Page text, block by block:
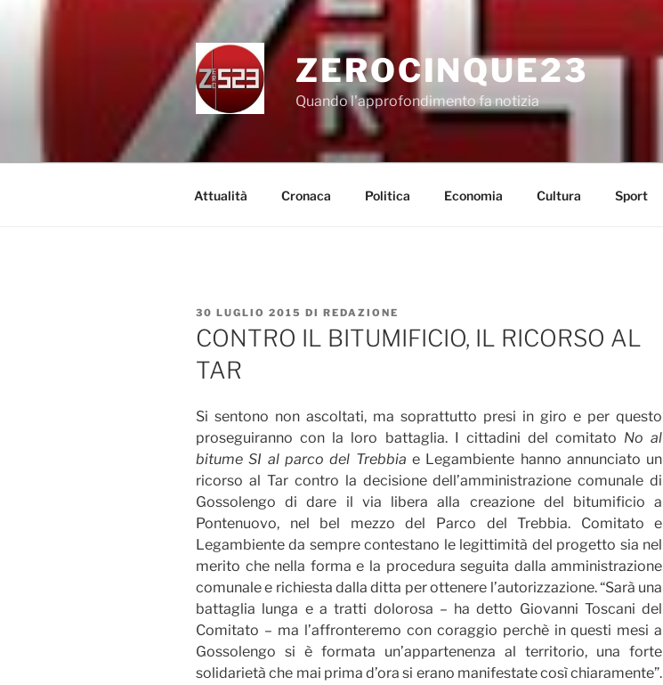
ZEROCINQUE23
Quando l'approfondimento fa notizia
Attualità Cronaca Politica Economia Cultura Sport
PUBBLICATO
IL
30 LUGLIO 2015 DI REDAZIONE
CONTRO IL BITUMIFICIO, IL RICORSO AL
TAR
Si sentono non ascoltati, ma soprattutto presi in giro e per questo
proseguiranno con la loro battaglia. I cittadini del comitato No al
bitume SI al parco del Trebbia e Legambiente hanno annunciato un
ricorso al Tar contro la decisione dell’amministrazione comunale di
Gossolengo di dare il via libera alla creazione del bitumificio a
Pontenuovo, nel bel mezzo del Parco del Trebbia. Comitato e
Legambiente da sempre contestano le legittimità del progetto sia nel
merito che nella forma e la procedura seguita dalla amministrazione
comunale e richiesta dalla ditta per ottenere l’autorizzazione. “Sarà una
battaglia lunga e a tratti dolorosa – ha detto Giovanni Toscani del
Comitato – ma l’affronteremo con coraggio perchè in questi mesi a
Gossolengo si è formata un’appartenenza al territorio, una forte
solidarietà che mai prima d’ora si erano manifestate così chiaramente”.